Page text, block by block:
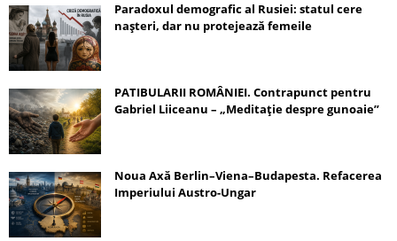
Paradoxul demografic al Rusiei: statul cere
nașteri, dar nu protejează femeile
PATIBULARII ROMÂNIEI. Contrapunct pentru
Gabriel Liiceanu – „Meditație despre gunoaie”
Noua Axă Berlin–Viena–Budapesta. Refacerea
Imperiului Austro-Ungar